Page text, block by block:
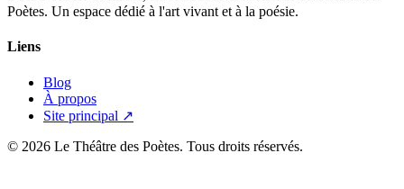
Poètes. Un espace dédié à l'art vivant et à la poésie.
Liens
Blog
À propos
Site principal ↗
© 2026 Le Théâtre des Poètes. Tous droits réservés.